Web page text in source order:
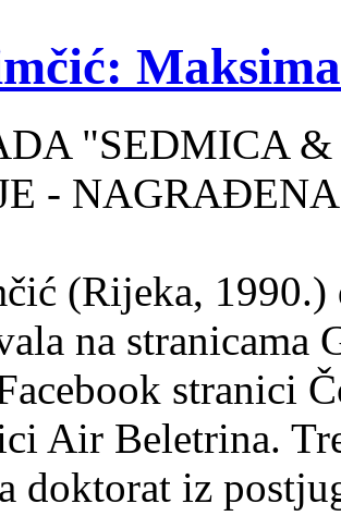
"SEDMICA
-
(Rijeka, 1990.)
na stranicama
stranici
Air Beletrina.
doktorat iz